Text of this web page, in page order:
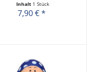
Inhalt 1 Stück
7,90 € *